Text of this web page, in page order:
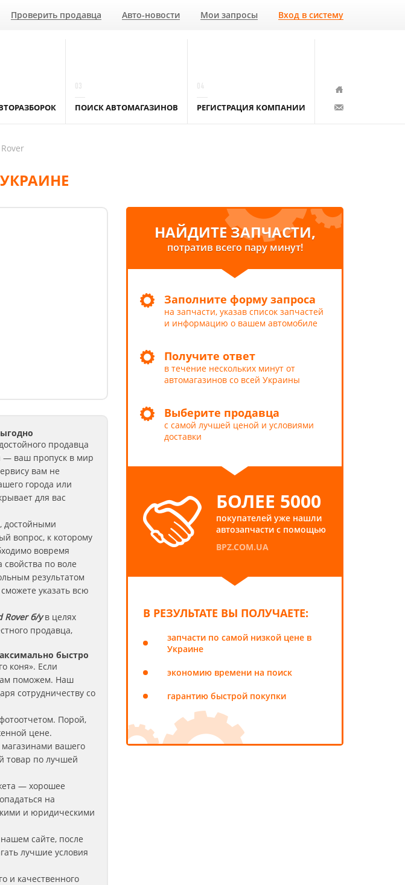
Проверить продавца Авто-новости Мои запросы Вход в систему
ПОИСК АВТОМАГАЗИНОВ РЕГИСТРАЦИЯ КОМПАНИИ
продавца
— ваш пропуск в мир
вам не
города или
для вас
достойными
вопрос, к которому
вовремя
свойства по воле
результатом
указать всю
Rover б/у в целях
продавца,
быстро
коня». Если
поможем. Наш
сотрудничеству со
Порой,
цене.
вашего
товар по лучшей
— хорошее
на
и юридическими
сайте, после
лучшие условия
и качественного
НАЙДИТЕ ЗАПЧАСТИ,
потратив всего пару минут!
Заполните форму запроса
на запчасти, указав список запчастей
и информацию о вашем автомобиле
Получите ответ
в течение нескольких минут от
автомагазинов со всей Украины
Выберите продавца
с самой лучшей ценой и условиями
доставки
БОЛЕЕ 5000
покупателей уже нашли
автозапчасти с помощью
BPZ.COM.UA
В РЕЗУЛЬТАТЕ ВЫ ПОЛУЧАЕТЕ:
запчасти по самой низкой цене в
Украине
экономию времени на поиск
гарантию быстрой покупки